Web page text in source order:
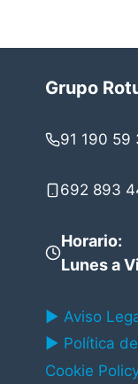
Grupo
91 190 59
692 893
Horario:
Lunes a
▶ Aviso
▶ Política
Cookie